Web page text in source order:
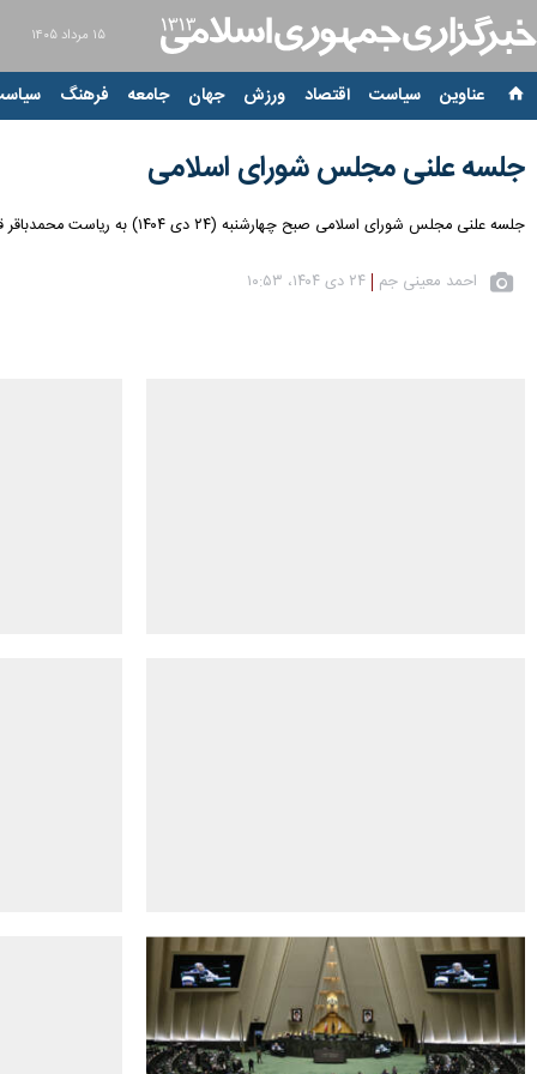
۱۵ مرداد ۱۴۰۵
عناوین‌ سیاست اقتصاد ورزش جهان جامعه فرهنگ
جلسه علنی مجلس شورای اسلامی
جلسه علنی مجلس شورای اسلامی صبح چهارشنبه (۲۴ دی ۱۴۰۴) به ریاست محمدباقر قالیباف و با حضور حداکثر نمایندگان برگزار شد.
احمد معینی جم ۲۴ دی ۱۴۰۴، ۱۰:۵۳